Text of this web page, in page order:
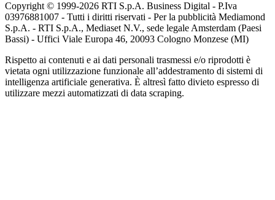
Copyright © 1999-2026 RTI S.p.A. Business Digital - P.Iva
03976881007 - Tutti i diritti riservati - Per la pubblicità Mediamond
S.p.A. - RTI S.p.A., Mediaset N.V., sede legale Amsterdam (Paesi
Bassi) - Uffici Viale Europa 46, 20093 Cologno Monzese (MI)
Rispetto ai contenuti e ai dati personali trasmessi e/o riprodotti è
vietata ogni utilizzazione funzionale all’addestramento di sistemi di
intelligenza artificiale generativa. È altresì fatto divieto espresso di
utilizzare mezzi automatizzati di data scraping.